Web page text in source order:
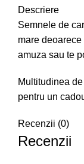
Descriere
Semnele de
mare
amuza sau te
Multitudinea
pentru un
Recenzii (0)
Recenzii